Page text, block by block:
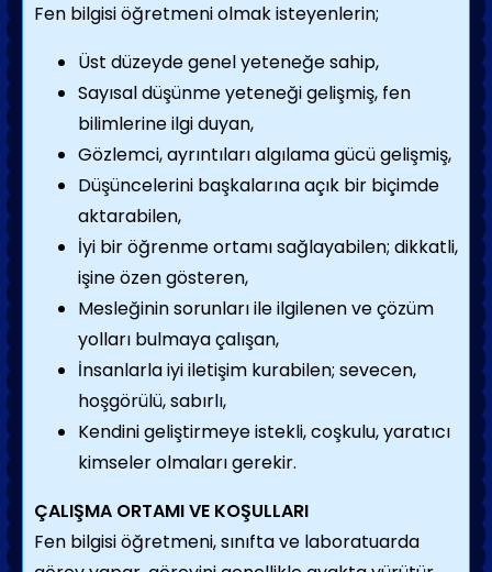
Fen bilgisi öğretmeni olmak isteyenlerin;
Üst düzeyde genel yeteneğe sahip,
Sayısal düşünme yeteneği gelişmiş, fen
bilimlerine ilgi duyan,
Gözlemci, ayrıntıları algılama gücü gelişmiş,
Düşüncelerini başkalarına açık bir biçimde
aktarabilen,
İyi bir öğrenme ortamı sağlayabilen; dikkatli,
işine özen gösteren,
Mesleğinin sorunları ile ilgilenen ve çözüm
yolları bulmaya çalışan,
İnsanlarla iyi iletişim kurabilen; sevecen,
hoşgörülü, sabırlı,
Kendini geliştirmeye istekli, coşkulu, yaratıcı
kimseler olmaları gerekir.
ÇALIŞMA ORTAMI VE KOŞULLARI
Fen bilgisi öğretmeni, sınıfta ve laboratuarda